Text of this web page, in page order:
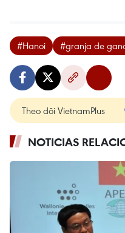
#Hanoi #granja de
Theo dõi VietnamPlus
NOTICIAS